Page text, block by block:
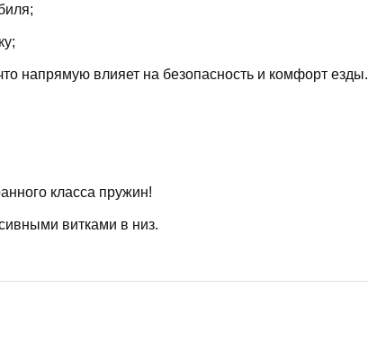
напрямую влияет на безопасность и комфорт езды.
класса пружин!
витками в низ.